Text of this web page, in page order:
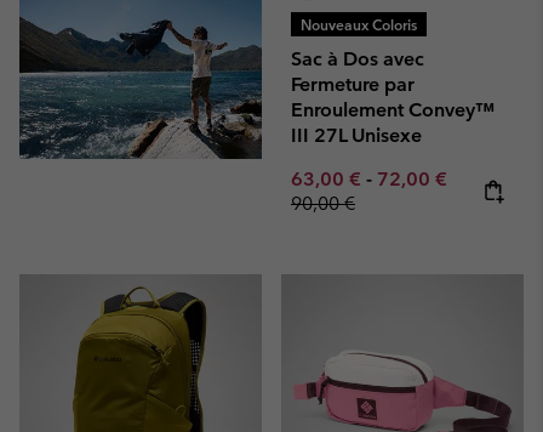
Nouveaux Coloris
Sac à Dos avec
Fermeture par
Enroulement Convey™
III 27L Unisexe
Minimum sale price:
63,00 € - Maximum sale
72,00 € Regular
90,00 €